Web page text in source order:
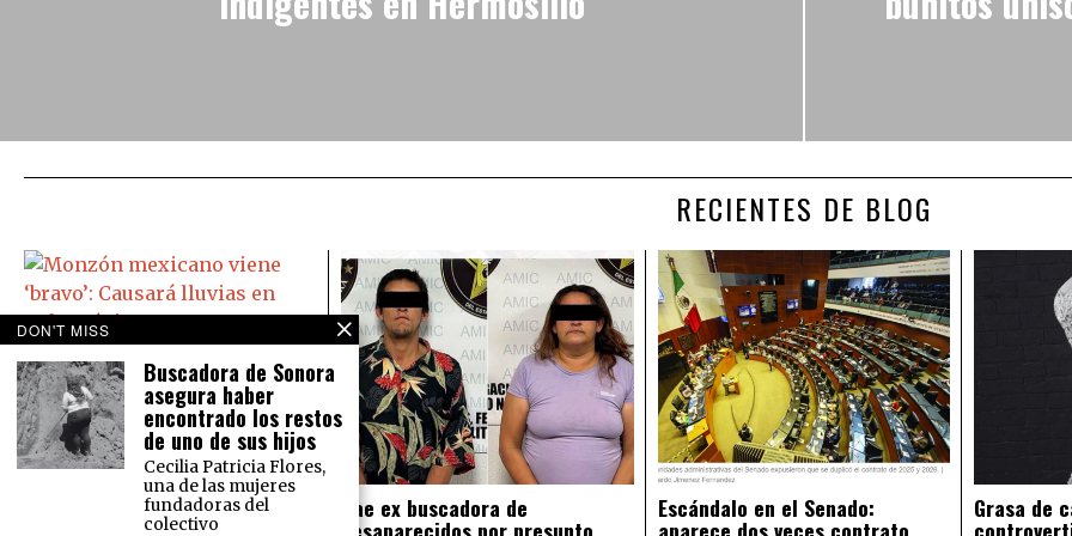
RECIENTES DE BLOG
Monzón mexicano viene ‘bravo’:
Causará lluvias en todo México
El Servicio Meteorológico Nacional
prevé para este martes 16 de
agosto lluvias intensas en el norte
del país y lluvias muy fuertes en la
Cae ex buscadora de
desaparecidos por presunto
Escándalo en el Senado:
aparece dos veces contrato
Grasa de
DON'T MISS
Buscadora de Sonora
asegura haber
encontrado los restos
de uno de sus hijos
Cecilia Patricia Flores,
una de las mujeres
fundadoras del
colectivo